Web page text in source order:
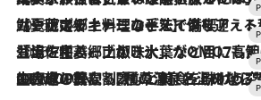
2026.7.24
【夏限定ディナーコース】旬を迎える稚鮎や花ズッキーニなどをイタリア・トスカーナの郷土料理の手法で満喫！
2026.7.17
「土佐和ハーブかき氷」がOMO7高知に登場！生姜、山椒、大葉など目にも舌にも涼を呼ぶ郷土の味
2026.7.10
NEW OPEN！【界 草津】名湯の地に誕生。趣の異なる2種の温泉と上州ならではの会席・蕎麦割烹など美食を味わう究極の癒やし旅